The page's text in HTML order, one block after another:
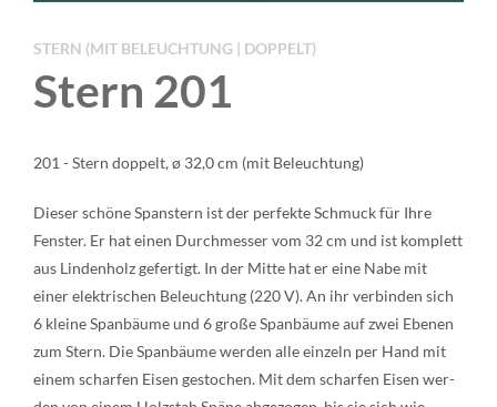
STERN (MIT BELEUCHTUNG | DOPPELT)
Stern 201
201 - Stern doppelt, ø 32,0 cm (mit Beleuchtung)
Die­ser schö­ne Spans­tern ist der per­fek­te Schmuck für Ihre
Fens­ter. Er hat einen Durch­mes­ser vom 32 cm und ist kom­plett
aus Lin­den­holz gefer­tigt. In der Mit­te hat er eine Nabe mit
einer elek­tri­schen Beleuch­tung (220 V). An ihr ver­bin­den sich
6 klei­ne Span­bäu­me und 6 gro­ße Span­bäu­me auf zwei Ebe­nen
zum Stern. Die Span­bäu­me wer­den alle ein­zeln per Hand mit
einem schar­fen Eisen gesto­chen. Mit dem schar­fen Eisen wer­